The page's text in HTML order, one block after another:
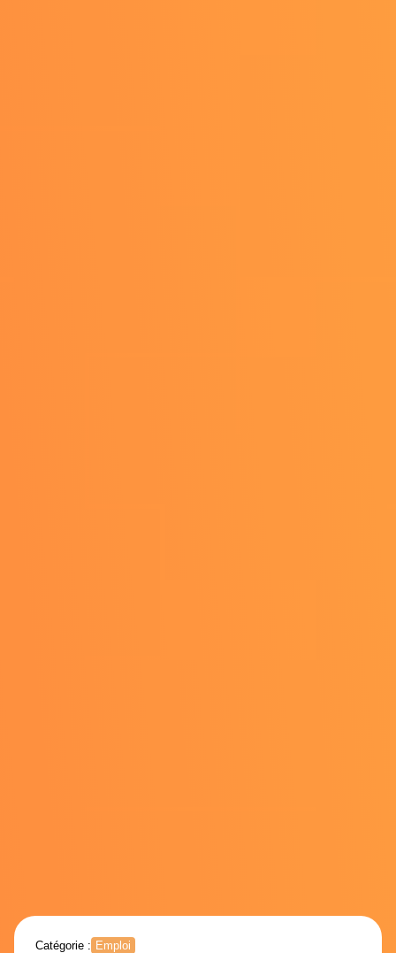
Catégorie : Emploi